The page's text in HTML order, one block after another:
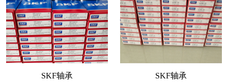
SKF轴承 SKF轴承